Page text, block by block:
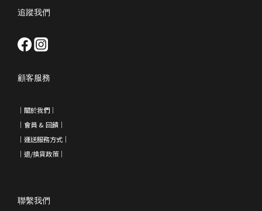
追蹤我們
顧客服務
｜ 關於我們 ｜
｜會員 & 回饋 ｜
｜運送服務方式｜
｜退/換貨政策｜
聯繫我們